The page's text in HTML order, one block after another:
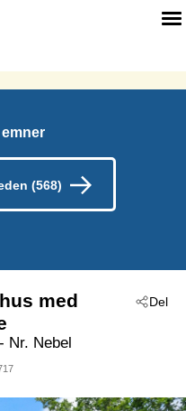
(568)
Del
med
- Nr. Nebel